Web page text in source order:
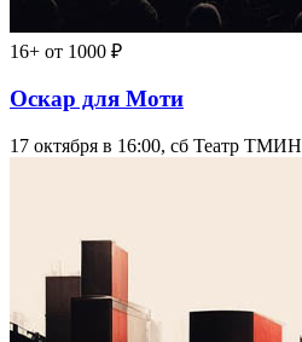
16+ от 1000 ₽
Оскар для Моти
17 октября в 16:00, сб Театр ТМИН